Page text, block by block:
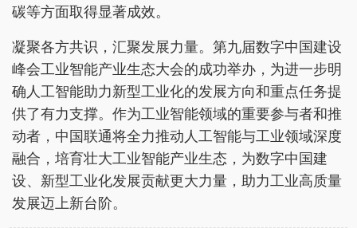
碳等方面取得显著成效。
凝聚各方共识，汇聚发展力量。第九届数字中国建设
峰会工业智能产业生态大会的成功举办，为进一步明
确人工智能助力新型工业化的发展方向和重点任务提
供了有力支撑。作为工业智能领域的重要参与者和推
动者，中国联通将全力推动人工智能与工业领域深度
融合，培育壮大工业智能产业生态，为数字中国建
设、新型工业化发展贡献更大力量，助力工业高质量
发展迈上新台阶。